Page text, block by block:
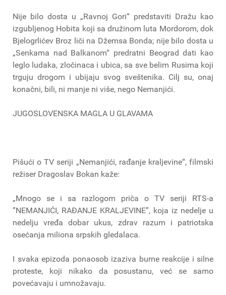
Nije bilo dosta u „Ravnoj Gori“ predstaviti Dražu kao
izgubljenog Hobita koji sa družinom luta Mordorom, dok
Bjelogrlićev Broz liči na Džemsa Bonda; nije bilo dosta u
„Senkama nad Balkanom“ predratni Beograd dati kao
leglo ludaka, zločinaca i ubica, sa sve belim Rusima koji
trguju drogom i ubijaju svog sveštenika. Cilj su, onaj
konačni, bili, ni manje ni više, nego Nemanjići.
JUGOSLOVENSKA MAGLA U GLAVAMA
Pišući o TV seriji „Nemanjići, rađanje kraljevine“, filmski
režiser Dragoslav Bokan kaže:
„Mnogo se i sa razlogom priča o TV seriji RTS-a
”NEMANJIĆI, RAĐANJE KRALJEVINE”, koja iz nedelje u
nedelju vređa dobar ukus, zdrav razum i patriotska
osećanja miliona srpskih gledalaca.
I svaka epizoda ponaosob izaziva burne reakcije i silne
proteste, koji nikako da posustanu, već se samo
povećavaju i umnožavaju.